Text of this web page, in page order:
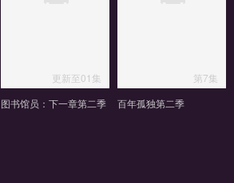
更新至01集
图书馆员：下一章第二季
第7集
百年孤独第二季